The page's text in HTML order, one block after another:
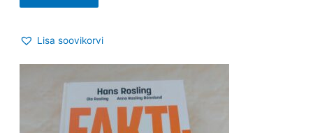
Lisa soovikorvi